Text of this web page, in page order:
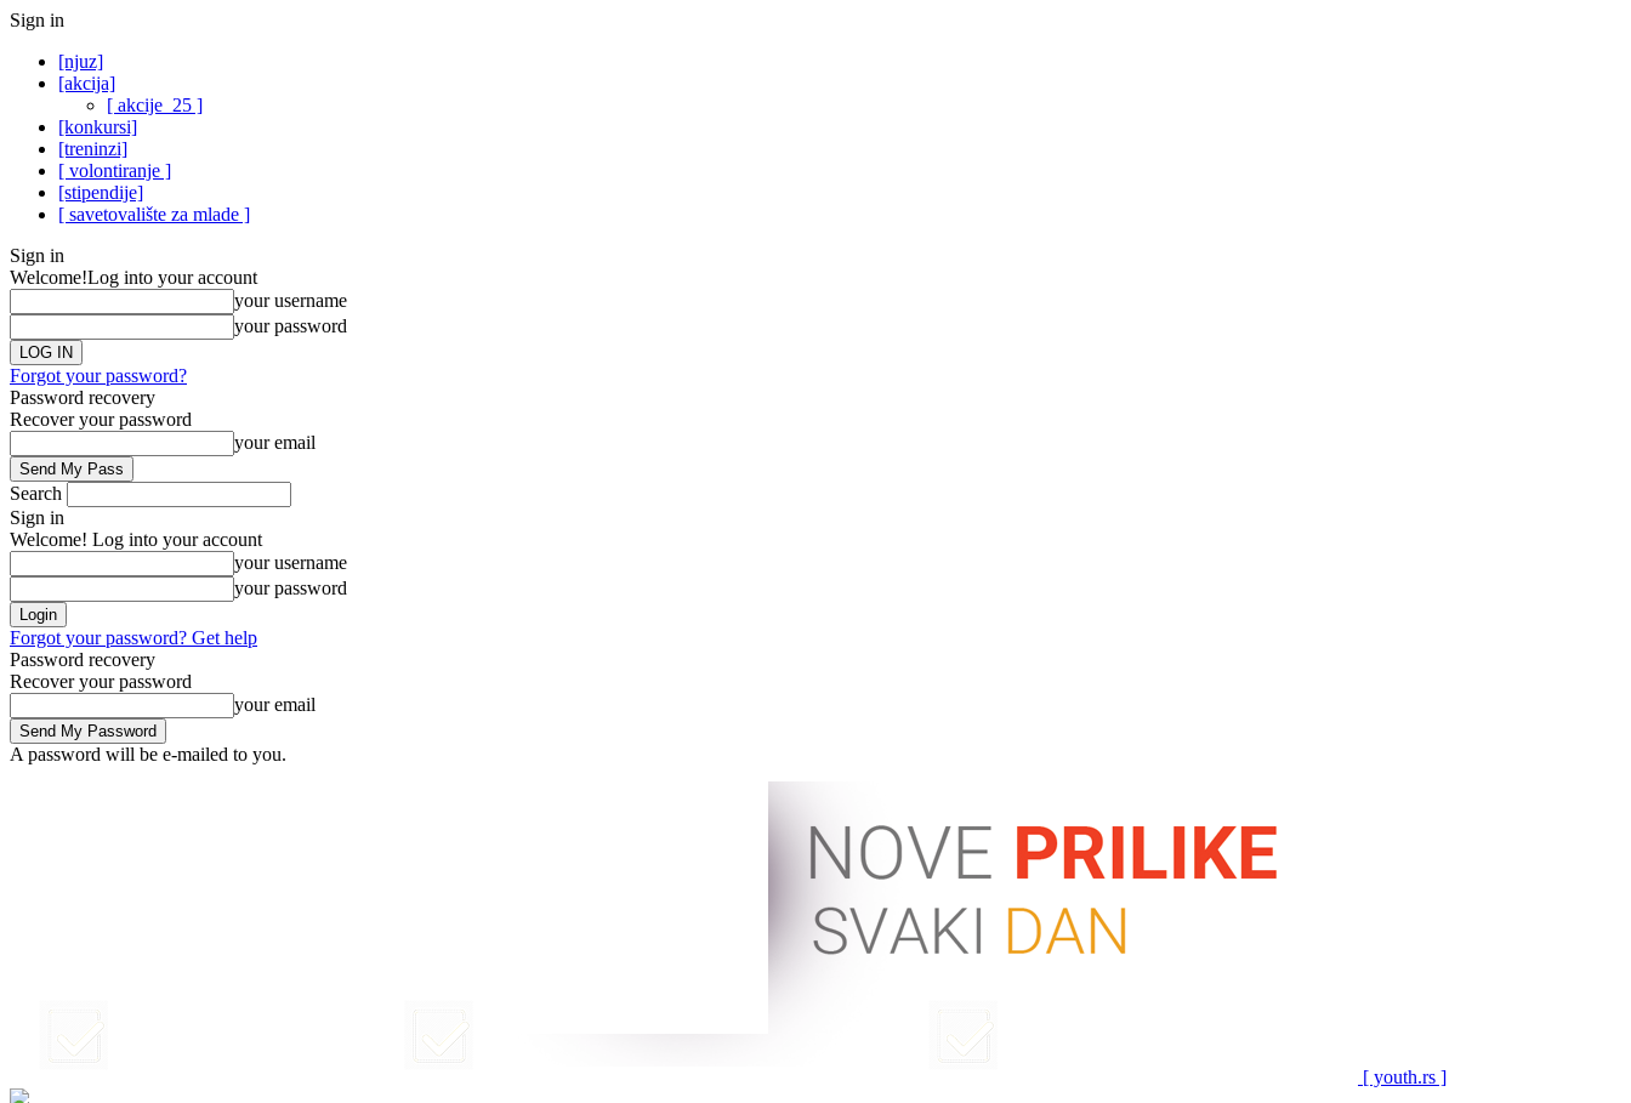
Sign in
[njuz]
[akcija]
[ akcije_25 ]
[konkursi]
[treninzi]
[ volontiranje ]
[stipendije]
[ savetovalište za mlade ]
Sign in
Welcome!Log into your account
your username
your password
Forgot your password?
Password recovery
Recover your password
your email
Search
Sign in
Welcome! Log into your account
your username
your password
Forgot your password? Get help
Password recovery
Recover your password
your email
A password will be e-mailed to you.
[ youth.rs ]